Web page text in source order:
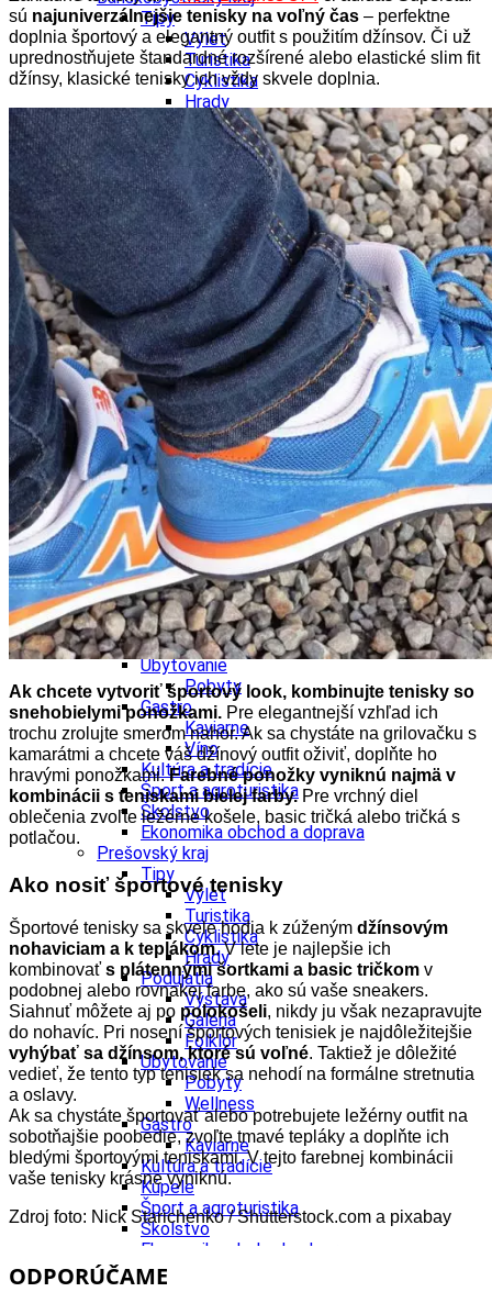
Tipy
Výlet
Turistika
Cyklistika
Hrady
Podujatia
Výstava
Galéria
Festival
Folklór
Ubytovanie
Wellness
Gastro
Kaviarne
Kultúra a tradície
Kúpele
Šport a agroturistika
Školstvo
Ekonomika obchod a doprava
Košický kraj
Tipy
Výlet
Turistika
Cyklistika
Hrady
Podujatia
Výstava
Galéria
Divadlo
Folklór
Fašiangy
Ubytovanie
Pobyty
Gastro
Kaviarne
Víno
Kultúra a tradície
Šport a agroturistika
Školstvo
Ekonomika obchod a doprava
Prešovský kraj
Tipy
Výlet
Turistika
Cyklistika
Hrady
Podujatia
Výstava
Galéria
Folklór
Ubytovanie
Pobyty
Wellness
Gastro
Kaviarne
Kultúra a tradície
Kúpele
Šport a agroturistika
Školstvo
Ekonomika obchod a doprava
sú najuniverzálnejšie tenisky na voľný čas – perfektne
doplnia športový a elegantný outfit s použitím džínsov. Či už
uprednostňujete štandardné rozšírené alebo elastické slim fit
džínsy, klasické tenisky ich vždy skvele doplnia.
Ak chcete vytvoriť športový look, kombinujte tenisky so
snehobielymi ponožkami. Pre elegantnejší vzhľad ich
trochu zrolujte smerom nahor.Ak sa chystáte na grilovačku s
kamarátmi a chcete váš džínový outfit oživiť, doplňte ho
hravými ponožkami.Farebné ponožky vyniknú najmä v
kombinácii s teniskami bielej farby. Pre vrchný diel
oblečenia zvoľte ležérne košele, basic tričká alebo tričká s
potlačou.
Ako nosiť športové tenisky
Športové tenisky sa skvele hodia k zúženým džínsovým
nohaviciam a k teplákom. V lete je najlepšie ich
kombinovať s plátennými šortkami a basic tričkom v
podobnej alebo rovnakej farbe, ako sú vaše sneakers.
Siahnuť môžete aj po polokošeli, nikdy ju však nezapravujte
do nohavíc. Pri nosení športových tenisiek je najdôležitejšie
vyhýbať sa džínsom, ktoré sú voľné. Taktiež je dôležité
vedieť, že tento typ tenisiek sa nehodí na formálne stretnutia
a oslavy.
Ak sa chystáte športovať alebo potrebujete ležérny outfit na
sobotňajšie poobedie, zvoľte tmavé tepláky a doplňte ich
bledými športovými teniskami. V tejto farebnej kombinácii
vaše tenisky krásne vyniknú.
Zdroj foto: Nick Starichenko / Shutterstock.com a pixabay
ODPORÚČAME